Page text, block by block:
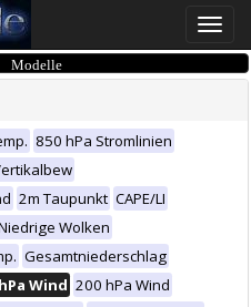
Toggle
850 hPa Stromlinien
2m Taupunkt CAPE/LI
Wolken
Gesamtniederschlag
Wind 200 hPa Wind